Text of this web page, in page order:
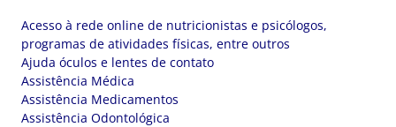
Acesso à rede online de nutricionistas e psicólogos,
programas de atividades físicas, entre outros
Ajuda óculos e lentes de contato
Assistência Médica
Assistência Medicamentos
Assistência Odontológica